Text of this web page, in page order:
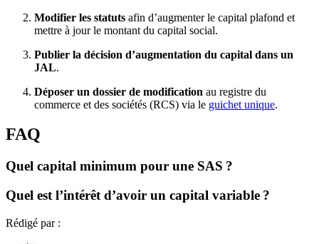
Modifier les statuts afin d’augmenter le capital plafond et
mettre à jour le montant du capital social.
Publier la décision d’augmentation du capital dans un
JAL.
Déposer un dossier de modification au registre du
commerce et des sociétés (RCS) via le guichet unique.
FAQ
Quel capital minimum pour une SAS ?
Quel est l’intérêt d’avoir un capital variable ?
Rédigé par :